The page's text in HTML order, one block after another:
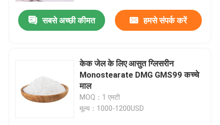
उत्पादों
सबसे अच्छी कीमत हमसे संपर्क करें
केक जेल के लिए आसुत ग्लिसरीन
Monostearate DMG GMS99 कच्चे
माल
MOQ：1 एमटी
मूल्य：1000-1200USD